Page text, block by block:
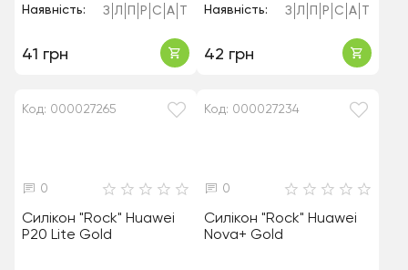
Наявність: З Л Р С А
41 грн
Наявність: З Л Р С А
42 грн
Код: 000027265
0
Силікон "Rock" Huawei
P20 Lite Gold
Код: 000027234
0
Силікон "Rock" Huawei
Nova+ Gold